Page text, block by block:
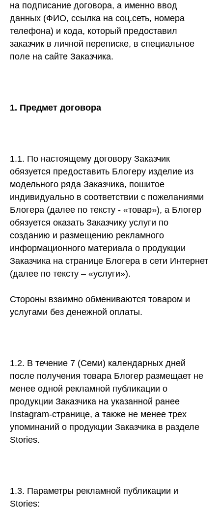
на подписание договора, а именно ввод
данных (ФИО, ссылка на соц.сеть, номера
телефона) и кода, который предоставил
заказчик в личной переписке, в специальное
поле на сайте Заказчика.
1. Предмет договора
1.1. По настоящему договору Заказчик
обязуется предоставить Блогеру изделие из
модельного ряда Заказчика, пошитое
индивидуально в соответствии с пожеланиями
Блогера (далее по тексту - «товар»), а Блогер
обязуется оказать Заказчику услуги по
созданию и размещению рекламного
информационного материала о продукции
Заказчика на странице Блогера в сети Интернет
(далее по тексту – «услуги»).
Стороны взаимно обмениваются товаром и
услугами без денежной оплаты.
1.2. В течение 7 (Семи) календарных дней
после получения товара Блогер размещает не
менее одной рекламной публикации о
продукции Заказчика на указанной ранее
Instagram-странице, а также не менее трех
упоминаний о продукции Заказчика в разделе
Stories.
1.3. Параметры рекламной публикации и
Stories: